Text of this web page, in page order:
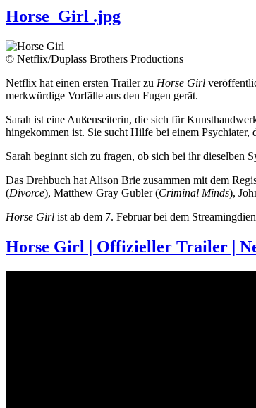
Horse_Girl .jpg
© Netflix/Duplass Brothers Productions
Netflix hat einen ersten Trailer zu Horse Girl
merkwürdige Vorfälle aus den Fugen gerät.
Sarah ist eine Außenseiterin, die sich für
hingekommen ist. Sie sucht Hilfe bei einem
Sarah beginnt sich zu fragen, ob sich bei ihr dieselben
Das Drehbuch hat Alison Brie zusammen mit dem
(Divorce), Matthew Gray Gubler (Criminal Minds),
Horse Girl ist ab dem 7. Februar bei dem
Horse Girl | Offizieller Trailer |